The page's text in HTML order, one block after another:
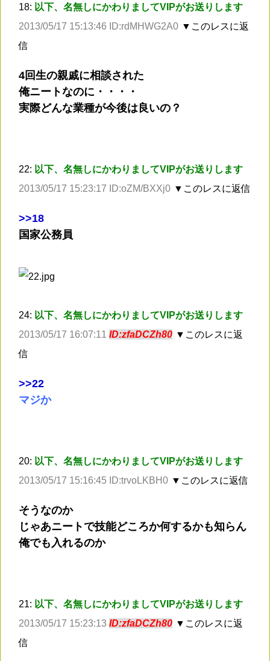
18: 以下、名無しにかわりましてVIPがお送りします
2013/05/17 15:13:46 ID:rdMHWG2A0 ▼このレスに返
信
4回生の親戚に相談された
俺ニートなのに・・・・
実際どんな業種が今後は良いの？
22: 以下、名無しにかわりましてVIPがお送りします
2013/05/17 15:23:17 ID:oZM/BXXj0 ▼このレスに返信
>>18
国家公務員
24: 以下、名無しにかわりましてVIPがお送りします
2013/05/17 16:07:11 ID:zfaDCZh80 ▼このレスに返
信
>>22
マジか
20: 以下、名無しにかわりましてVIPがお送りします
2013/05/17 15:16:45 ID:trvoLKBH0 ▼このレスに返信
そうなのか
じゃあニートで技能どころか何するかも知らん
俺でも入れるのか
21: 以下、名無しにかわりましてVIPがお送りします
2013/05/17 15:23:13 ID:zfaDCZh80 ▼このレスに返
信